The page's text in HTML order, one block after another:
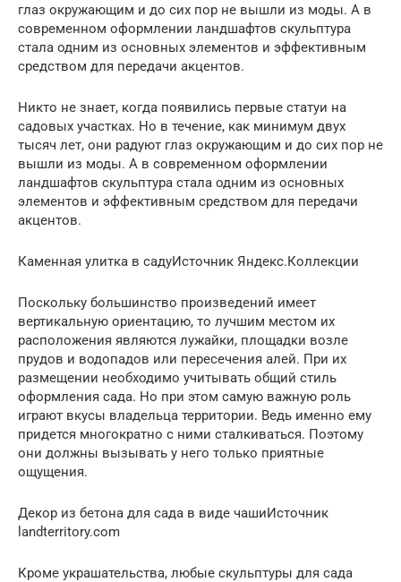
глаз окружающим и до сих пор не вышли из моды. А в
современном оформлении ландшафтов скульптура
стала одним из основных элементов и эффективным
средством для передачи акцентов.
Никто не знает, когда появились первые статуи на
садовых участках. Но в течение, как минимум двух
тысяч лет, они радуют глаз окружающим и до сих пор не
вышли из моды. А в современном оформлении
ландшафтов скульптура стала одним из основных
элементов и эффективным средством для передачи
акцентов.
Каменная улитка в садуИсточник Яндекс.Коллекции
Поскольку большинство произведений имеет
вертикальную ориентацию, то лучшим местом их
расположения являются лужайки, площадки возле
прудов и водопадов или пересечения алей. При их
размещении необходимо учитывать общий стиль
оформления сада. Но при этом самую важную роль
играют вкусы владельца территории. Ведь именно ему
придется многократно с ними сталкиваться. Поэтому
они должны вызывать у него только приятные
ощущения.
Декор из бетона для сада в виде чашиИсточник
landterritory.com
Кроме украшательства, любые скульптуры для сада